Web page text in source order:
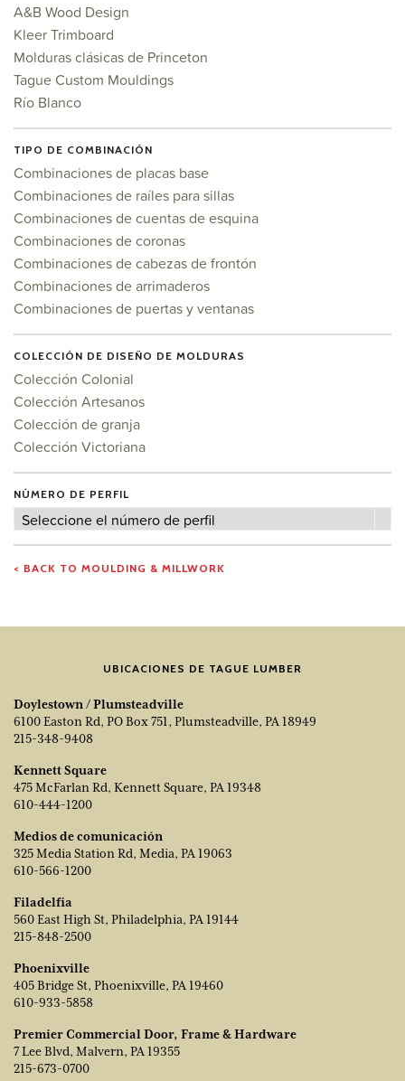
A&B Wood Design
Kleer Trimboard
Molduras clásicas de Princeton
Tague Custom Mouldings
Río Blanco
TIPO DE COMBINACIÓN
Combinaciones de placas base
Combinaciones de raíles para sillas
Combinaciones de cuentas de esquina
Combinaciones de coronas
Combinaciones de cabezas de frontón
Combinaciones de arrimaderos
Combinaciones de puertas y ventanas
COLECCIÓN DE DISEÑO DE MOLDURAS
Colección Colonial
Colección Artesanos
Colección de granja
Colección Victoriana
NÚMERO DE PERFIL
Número
perfil
Seleccione el número de perfil
< BACK TO MOULDING & MILLWORK
UBICACIONES DE TAGUE LUMBER
Doylestown / Plumsteadville
6100 Easton Rd, PO Box 751, Plumsteadville, PA 18949
215-348-9408
Kennett Square
475 McFarlan Rd, Kennett Square, PA 19348
610-444-1200
Medios de comunicación
325 Media Station Rd, Media, PA 19063
610-566-1200
Filadelfia
560 East High St, Philadelphia, PA 19144
215-848-2500
Phoenixville
405 Bridge St, Phoenixville, PA 19460
610-933-5858
Premier Commercial Door, Frame & Hardware
7 Lee Blvd, Malvern, PA 19355
215-673-0700